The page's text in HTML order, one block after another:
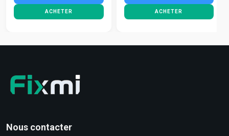
ACHETER ACHETER
Nous contacter